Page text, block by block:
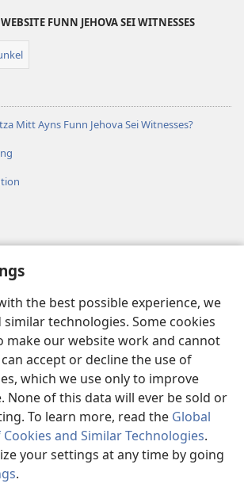
the best possible experience, we
similar technologies. Some cookies
make our website work and cannot
accept or decline the use of
which we use only to improve
None of this data will ever be sold or
To learn more, read the Global
and Similar Technologies.
your settings at any time by going
.
FUNN JEHOVA SEI WITNESSES
Mitt Ayns Funn Jehova Sei Witnesses?
LIBRARY
Tower Bible and Tract Society of Pennsylvania.
|